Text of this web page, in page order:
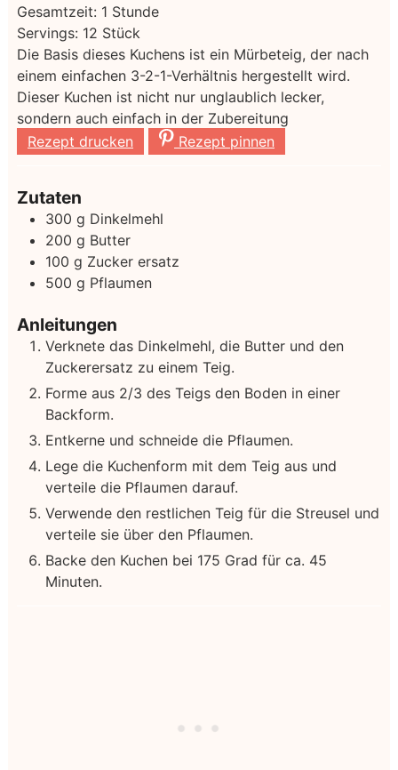
Gesamtzeit: 1 Stunde
Stunde
Servings: 12 Stück
Die Basis dieses Kuchens ist ein Mürbeteig, der nach
einem einfachen 3-2-1-Verhältnis hergestellt wird.
Dieser Kuchen ist nicht nur unglaublich lecker,
sondern auch einfach in der Zubereitung
Rezept drucken
Rezept pinnen
Zutaten
300 g Dinkelmehl
200 g Butter
100 g Zucker ersatz
500 g Pflaumen
Anleitungen
Verknete das Dinkelmehl, die Butter und den
Zuckerersatz zu einem Teig.
Forme aus 2/3 des Teigs den Boden in einer
Backform.
Entkerne und schneide die Pflaumen.
Lege die Kuchenform mit dem Teig aus und
verteile die Pflaumen darauf.
Verwende den restlichen Teig für die Streusel und
verteile sie über den Pflaumen.
Backe den Kuchen bei 175 Grad für ca. 45
Minuten.